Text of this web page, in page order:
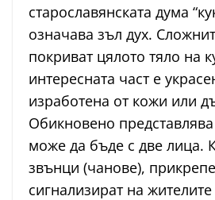
старославянската дума
означава зъл дух.
покриват цялото тяло на
интересната част е
изработена от кожи или
Обикновено
може да бъде с две лица.
звънци (чанове),
сигнализират на